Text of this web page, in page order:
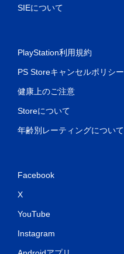
SIEについて
PlayStation利用規約
PS Storeキャンセルポリシー
健康上のご注意
Storeについて
年齢別レーティングについて
Facebook
X
YouTube
Instagram